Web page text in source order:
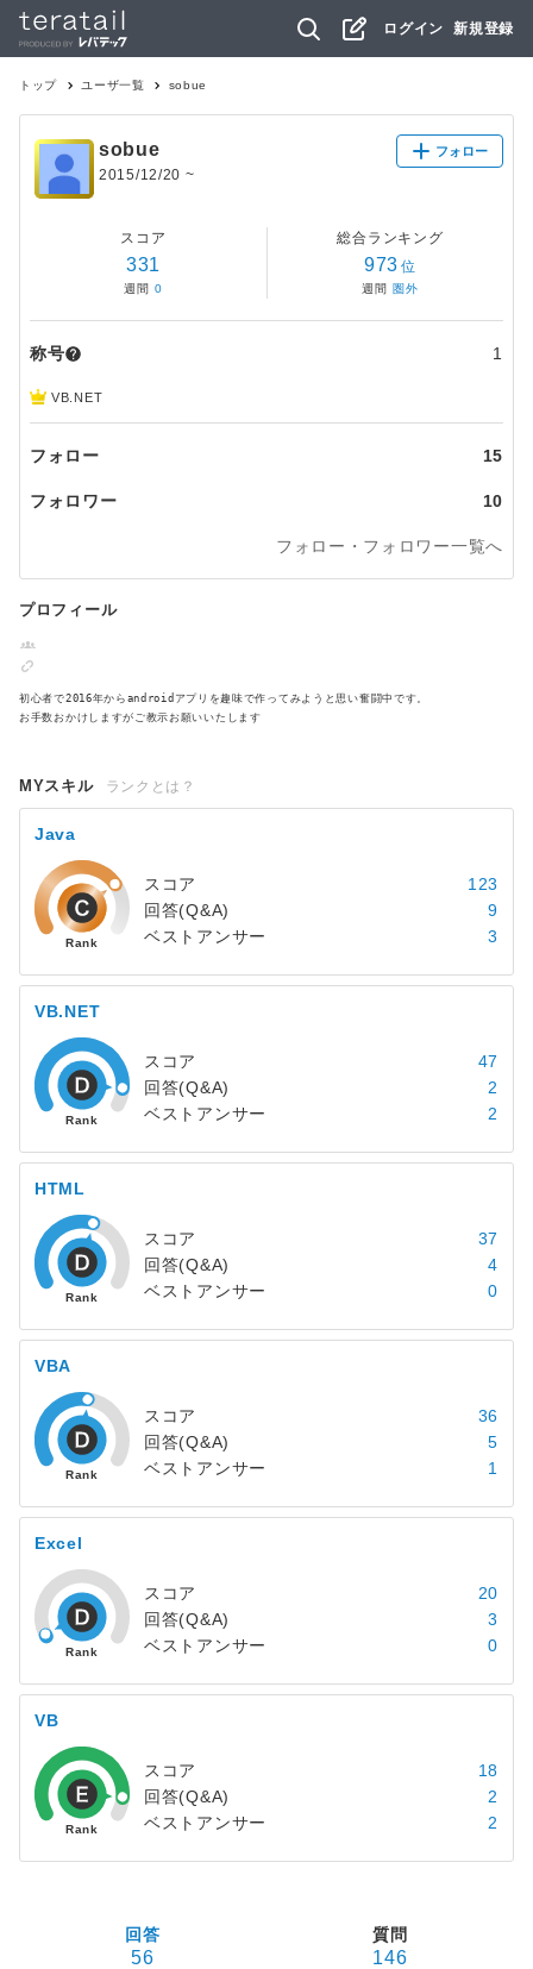
ログイン 新規登録
トップ ユーザ一覧 sobue
sobue
2015/12/20 ~
フォロー
スコア
331
週間 0
総合ランキング
973 位
週間 圏外
称号 1
VB.NET
フォロー 15
フォロワー 10
フォロー・フォロワー一覧へ
プロフィール
初心者で2016年からandroidアプリを趣味で作ってみようと思い奮闘中です。
お手数おかけしますがご教示お願いいたします
MYスキル ランクとは？
Java
スコア
123
回答(Q&A)
9
ベストアンサー
3
VB.NET
スコア
47
回答(Q&A)
2
ベストアンサー
2
HTML
スコア
37
回答(Q&A)
4
ベストアンサー
0
VBA
スコア
36
回答(Q&A)
5
ベストアンサー
1
Excel
スコア
20
回答(Q&A)
3
ベストアンサー
0
VB
スコア
18
回答(Q&A)
2
ベストアンサー
2
回答
56
質問
146